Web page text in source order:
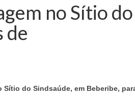
no Sítio do
de
do Sindsaúde, em Beberibe,